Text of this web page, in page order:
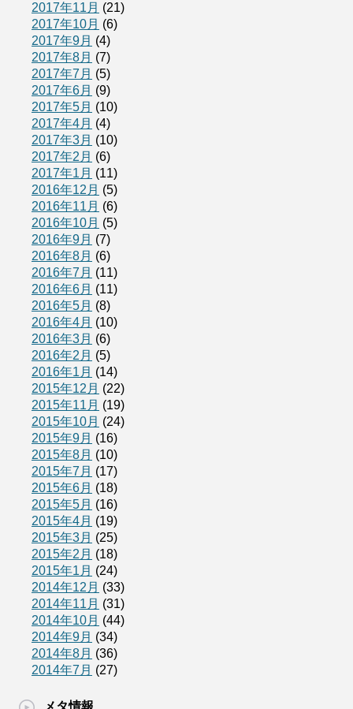
2017年11月 (21)
2017年10月 (6)
2017年9月 (4)
2017年8月 (7)
2017年7月 (5)
2017年6月 (9)
2017年5月 (10)
2017年4月 (4)
2017年3月 (10)
2017年2月 (6)
2017年1月 (11)
2016年12月 (5)
2016年11月 (6)
2016年10月 (5)
2016年9月 (7)
2016年8月 (6)
2016年7月 (11)
2016年6月 (11)
2016年5月 (8)
2016年4月 (10)
2016年3月 (6)
2016年2月 (5)
2016年1月 (14)
2015年12月 (22)
2015年11月 (19)
2015年10月 (24)
2015年9月 (16)
2015年8月 (10)
2015年7月 (17)
2015年6月 (18)
2015年5月 (16)
2015年4月 (19)
2015年3月 (25)
2015年2月 (18)
2015年1月 (24)
2014年12月 (33)
2014年11月 (31)
2014年10月 (44)
2014年9月 (34)
2014年8月 (36)
2014年7月 (27)